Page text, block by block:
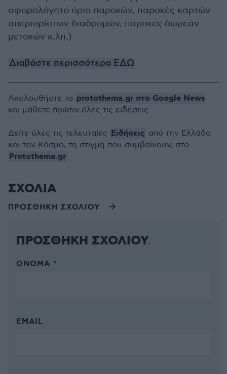
αφορολόγητο όριο παροχών, παροχές καρτών
απεριορίστων διαδρομών, παροχές δωρεάν
μετοχών κ.λπ.)
Διαβάστε περισσότερα ΕΔΩ
Ακολουθήστε το protothema.gr στο Google News
και μάθετε πρώτοι όλες τις ειδήσεις
Δείτε όλες τις τελευταίες Ειδήσεις από την Ελλάδα
και τον Κόσμο, τη στιγμή που συμβαίνουν, στο
Protothema.gr
ΣΧΟΛΙΑ
ΠΡΟΣΘΗΚΗ ΣΧΟΛΙΟΥ
ΠΡΟΣΘΗΚΗ ΣΧΟΛΙΟΥ
ΌΝΟΜΑ *
EMAIL